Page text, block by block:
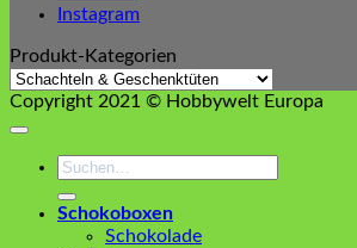
Instagram
Produkt-Kategorien
Copyright 2021 © Hobbywelt Europa
Suchen
Schokoboxen
Schokolade